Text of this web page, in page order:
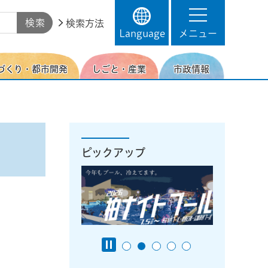
検索方法
Language
メニュー
くり・都市開発 しごと・産業 市政情報
ピックアップ